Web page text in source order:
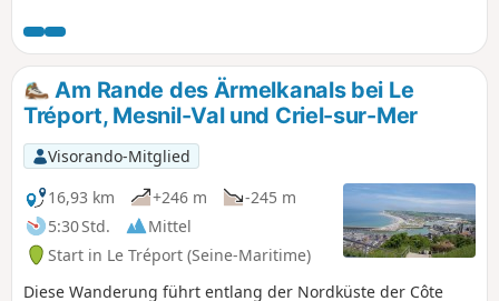
Anhöhen erstreckt, die das Tal der
Bresle vom Meer bis weit ins
Landesinnere überblicken.
Am Rande des Ärmelkanals bei Le
Tréport, Mesnil-Val und Criel-sur-Mer
Visorando-Mitglied
16,93 km
+246 m
-245 m
5:30 Std.
Mittel
Start in Le Tréport (Seine-Maritime)
Diese Wanderung führt entlang der Nordküste der Côte